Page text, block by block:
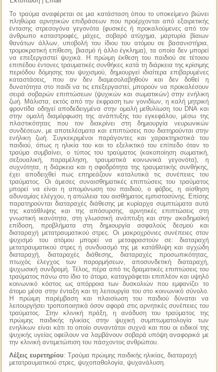
Το τραύμα αναφέρεται σε μια κατάσταση όπου το υποκείμενο βιώνει
πληθώρα αρνητικών επιδράσεων που προέρχονται από εξαιρετικής
έντασης στρεσογόνα γεγονότα (φυσικές ή προκαλούμενες από τον
άνθρωπο καταστροφές, μάχες, σοβαρό ατύχημα, μαρτυρία βίαιων
θανάτων άλλων, υποβολή του ίδιου του ατόμου σε βασανιστήρια,
τρομοκρατική επίθεση, βιασμό ή άλλο έγκλημα), τα οποία δεν μπορεί
να επεξεργαστεί ψυχικά. Η πρώιμη έκθεση του παιδιού σε τέτοιου
επιπέδου έντονες τραυματικές συνθήκες κατά τη διάρκεια της κρίσιμης
περιόδου δόμησης του ψυχισμού, δημιουργεί ιδιαίτερα επιβαρυμένες
καταστάσεις, που αν δεν διαμεσολαβηθούν και δεν δοθεί η
δυνατότητα στο παιδί να τις επεξεργαστεί, μπορούν να προκαλέσουν
σειρά σοβαρών επιπτώσεων (ψυχικών και σωματικών) στην ενήλικη
ζωή. Μάλιστα, εκτός από την έκφραση των γονιδίων, η καλή μητρική
φροντίδα οδηγεί αποδεδειγμένα στην ομαλή μεθυλίωση του DNA και
στην ομαλή διαμόρφωση της ανάπτυξης του εγκεφάλου, μέσω της
πλαστικότητας που τον διακρίνει στη δημιουργία νευρωνικών
συνδέσεων, με αποτελέσματα και επιπτώσεις που διατηρούνται στην
ενήλικη ζωή. Συγκεκριμένοι παράγοντες και χαρακτηριστικά του
παιδιού, όπως η ηλικία του και το εξελικτικό του επίπεδο όταν το
τραύμα συμβαίνει, ο τύπος του τραύματος (κακοποίηση σωματική,
σεξουαλική, παραμέληση, τραυματικά κοινωνικά γεγονότα), η
συχνότητα, η διάρκεια και η σφοδρότητα της τραυματικής συνθήκης,
έχει αποδειχθεί πως επηρεάζουν καταλυτικά τις συνέπειες του
τραύματος. Οι άμεσες συναισθηματικές επιπτώσεις του τραύματος
μπορεί να είναι η απομόνωση του παιδιού, ο φόβος, η αίσθηση
αδυναμίας ελέγχου, η απώλεια του αισθήματος εμπιστοσύνης. Επίσης
παρατηρούνται διαταραχές διάθεσης με κυρίαρχα συμπτώματα αυτά
της κατάθλιψης και της απόσυρσης, αρνητικές επιπτώσεις στη
γνωστική ικανότητα, στη γλωσσική ανάπτυξη και στην ακαδημαϊκή
επίδοση, προβλήματα στη δημιουργία ασφαλούς δεσμού και
διαταραχή μετατραυματικού στρες. Οι μακροχρόνιες συνέπειες στον
ψυχισμό του ατόμου μπορεί να μεταφραστούν σε: διαταραχή
μετατραυματικού στρες ή συνδυασμό της με κατάθλιψη και αγχώδη
διαταραχή, διαταραχές διάθεσης, διαταραχές προσωπικότητας,
πτωχός έλεγχος των παρορμήσεων, αποσυνδετική διαταραχή,
ψυχωσική συνδρομή. Τέλος, πέρα από τις δραματικές επιπτώσεις του
τραύματος πάνω στο ίδιο το άτομο, καταγράφεται επιπλέον και υψηλό
κοινωνικό κόστος ως απόρροια των δυσκολιών που εμφανίζει το
άτομο μέσα στην ένταξη και τη λειτουργία του στο κοινωνικό σύνολο.
Η πρώιμη παρέμβαση και πλαισίωση του παιδιού δύναται να
λειτουργήσει τροποποιητικά όσον αφορά στις αρνητικές συνέπειες του
τραύματος. Στην κλινική πράξη, η ανάδυση του τραύματος της
πρώιμης παιδικής ηλικίας στην ψυχική συμπτωματολογία των
ενηλίκων είναι κάτι το οποίο συναντάται συχνά και που οι ειδικοί της
ψυχικής υγείας οφείλουν να λαμβάνουν σοβαρά υπόψη αναφορικά με
την κλινική αντιμετώπιση του πάσχοντος ανθρώπου.
Λέξεις ευρετηρίου: Τραύμα πρώιμης παιδικής ηλικίας, διαταραχή
μετατραυματικού στρες, ψυχοπαθολογία, ψυχανάλυση.